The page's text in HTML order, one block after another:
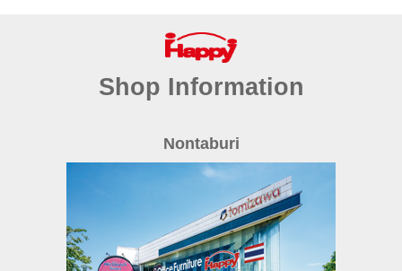
Shop Information
Nontaburi